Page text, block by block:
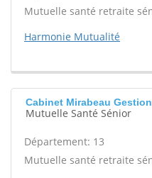
Mutuelle santé retraite
Harmonie Mutualité
Cabinet Mirabeau Gestion
Mutuelle Santé Sénior
Département: 13
Mutuelle santé retraite